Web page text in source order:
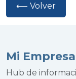
⟵ Volver
Mi
Hub de